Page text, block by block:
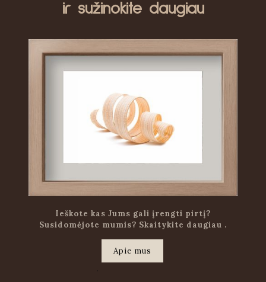
ir sužinokite daugiau
Ieškote kas Jums gali įrengti pirtį?
Susidomėjote mumis? Skaitykite daugiau .
.
Apie mus